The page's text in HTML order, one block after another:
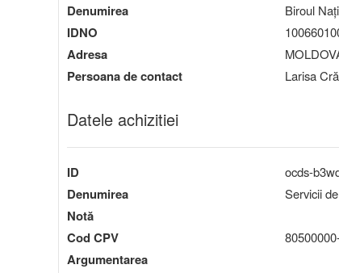
Denumirea Biroul
IDNO
Adresa
Persoana de contact Larisa
Datele achizitiei
ID ocds-
Denumirea Servicii
Notă
Cod CPV
Argumentarea